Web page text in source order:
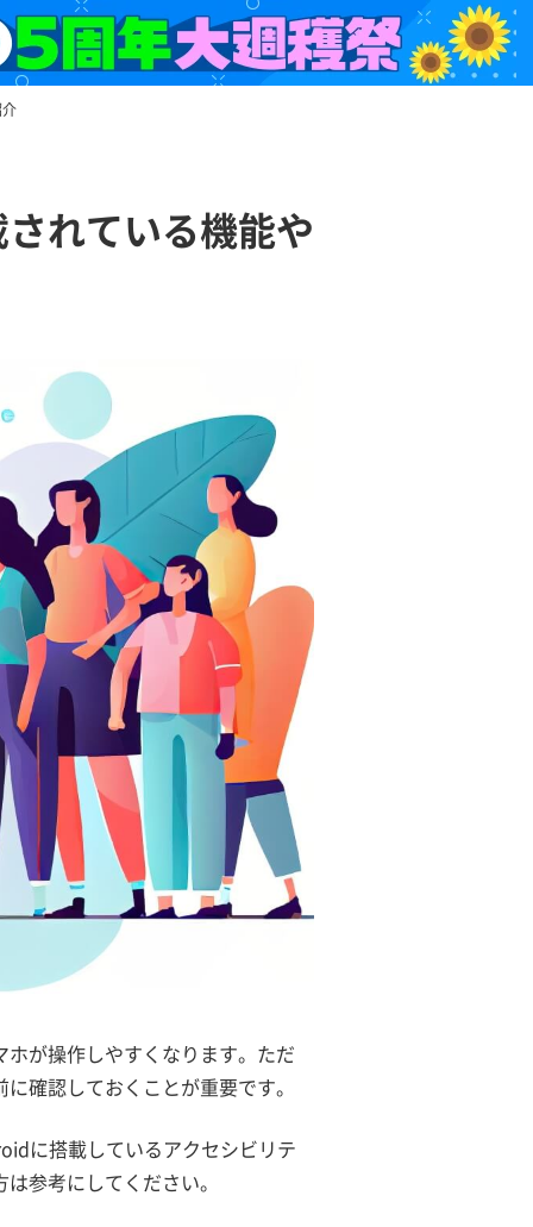
れている機能や
が操作しやすくなります。ただ
確認しておくことが重要です。
に搭載しているアクセシビリテ
参考にしてください。